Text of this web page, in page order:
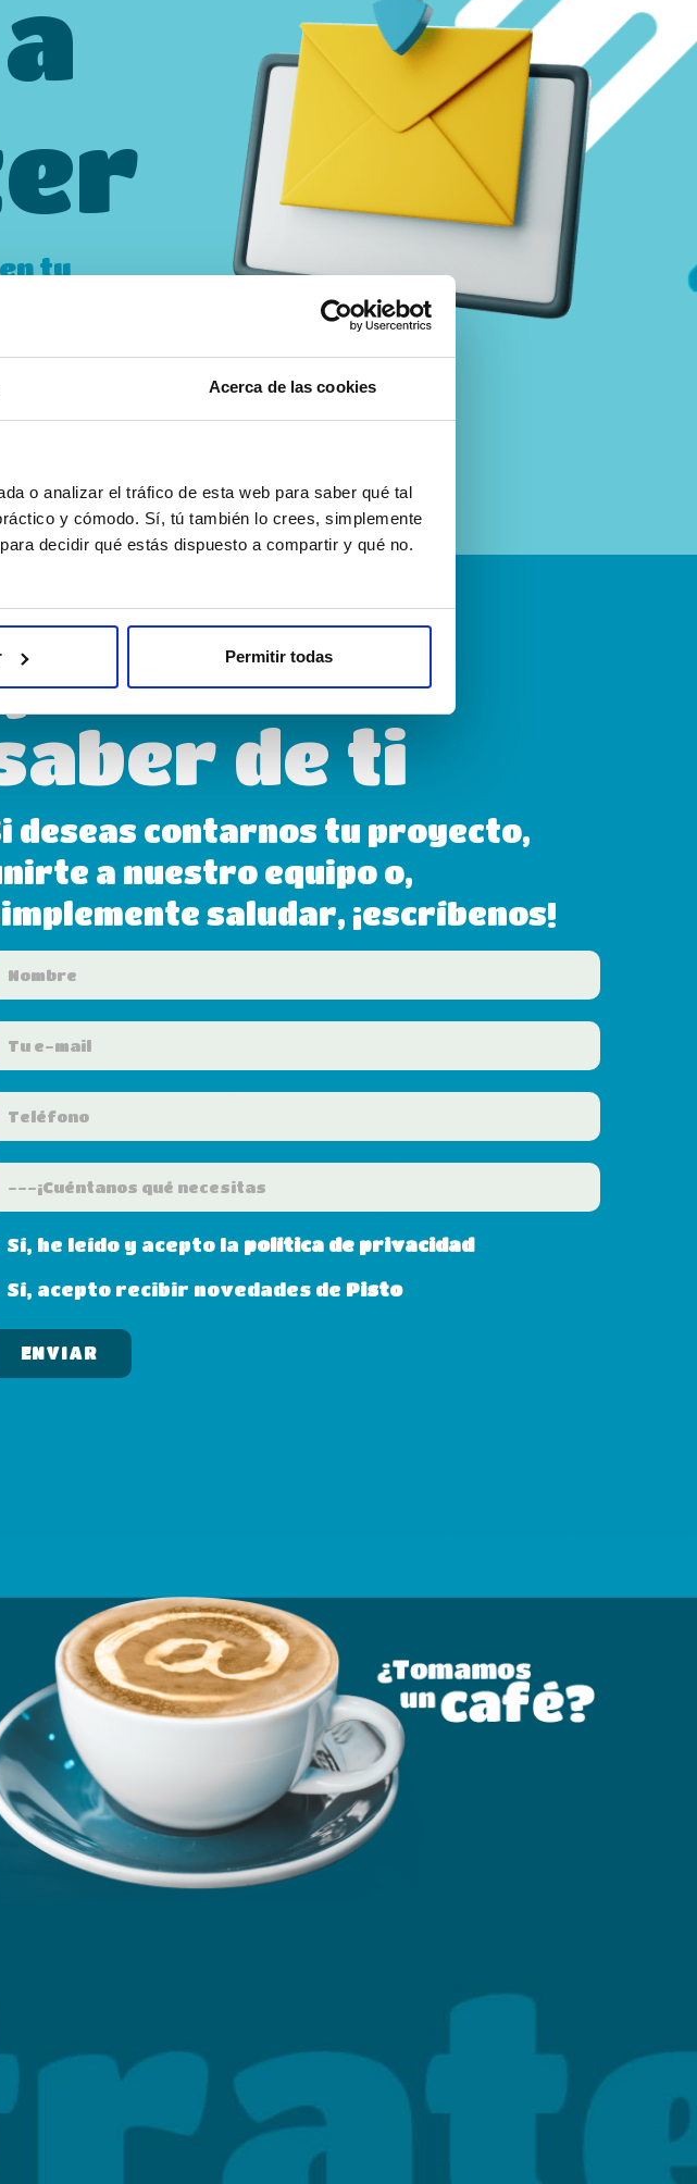
Acerca de las cookies
o analizar el tráfico de esta web para saber qué tal
y cómodo. Sí, tú también lo crees, simplemente
decidir qué estás dispuesto a compartir y qué no.
Permitir todas
tu
de ti
deseas contarnos tu proyecto,
a nuestro equipo o,
saludar, ¡escríbenos!
Sí, he leído y acepto la política de privacidad
Sí, acepto recibir novedades de Pisto